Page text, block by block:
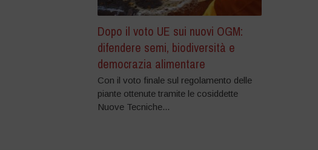
Dopo il voto UE sui nuovi OGM:
difendere semi, biodiversità e
democrazia alimentare
Con il voto finale sul regolamento delle
piante ottenute tramite le cosiddette
Nuove Tecniche...